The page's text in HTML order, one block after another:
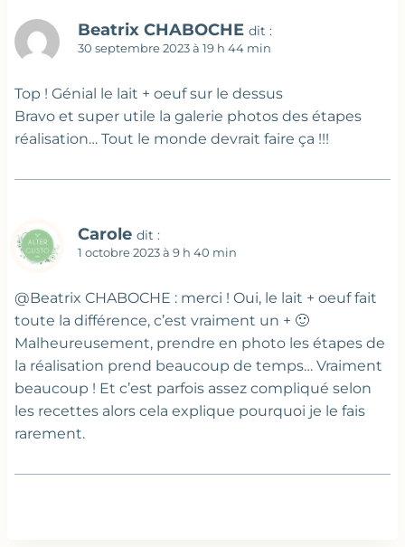
Beatrix CHABOCHE dit :
30 septembre 2023 à 19 h 44 min
Top ! Génial le lait + oeuf sur le dessus
Bravo et super utile la galerie photos des étapes
réalisation… Tout le monde devrait faire ça !!!
Carole dit :
1 octobre 2023 à 9 h 40 min
@Beatrix CHABOCHE : merci ! Oui, le lait + oeuf fait
toute la différence, c’est vraiment un + 🙂
Malheureusement, prendre en photo les étapes de
la réalisation prend beaucoup de temps… Vraiment
beaucoup ! Et c’est parfois assez compliqué selon
les recettes alors cela explique pourquoi je le fais
rarement.